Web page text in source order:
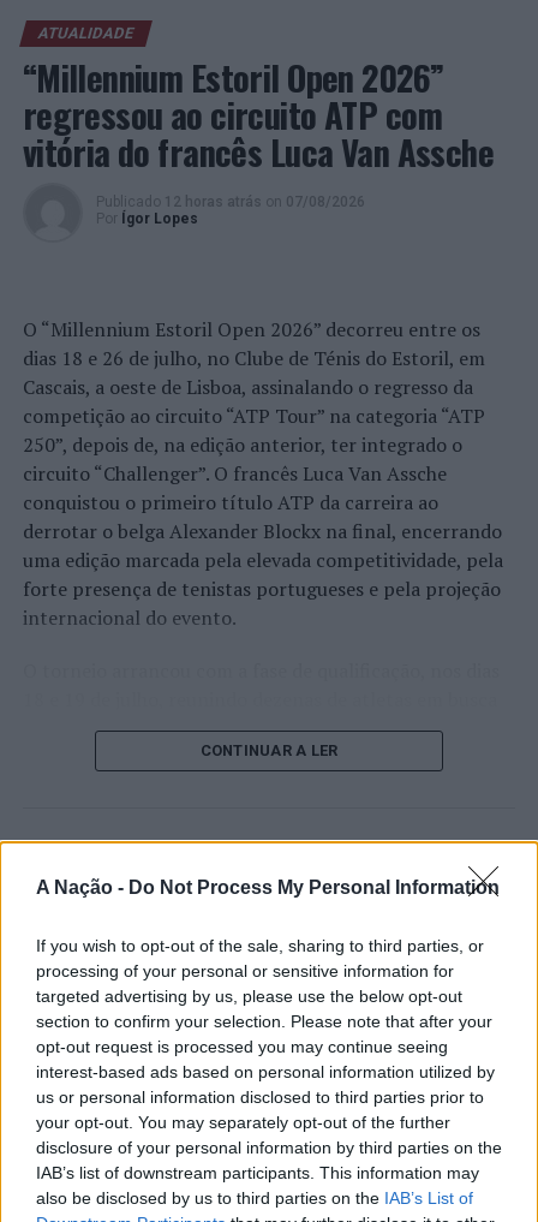
A Nação - Do Not Process My Personal Information
If you wish to opt-out of the sale, sharing to third parties, or
processing of your personal or sensitive information for
targeted advertising by us, please use the below opt-out
section to confirm your selection. Please note that after your
opt-out request is processed you may continue seeing
interest-based ads based on personal information utilized by
us or personal information disclosed to third parties prior to
your opt-out. You may separately opt-out of the further
disclosure of your personal information by third parties on the
IAB’s list of downstream participants. This information may
also be disclosed by us to third parties on the IAB’s List of
ATUALIDADE
“Millennium Estoril Open 2026”
regressou ao circuito ATP com
vitória do francês Luca Van Assche
Publicado 12 horas atrás on 07/08/2026
Por
Ígor Lopes
O “Millennium Estoril Open 2026” decorreu entre os
dias 18 e 26 de julho, no Clube de Ténis do Estoril, em
Cascais, a oeste de Lisboa, assinalando o regresso da
competição ao circuito “ATP Tour” na categoria “ATP
250”, depois de, na edição anterior, ter integrado o
circuito “Challenger”. O francês Luca Van Assche
conquistou o primeiro título ATP da carreira ao
derrotar o belga Alexander Blockx na final, encerrando
uma edição marcada pela elevada competitividade, pela
forte presença de tenistas portugueses e pela projeção
internacional do evento.
de um lugar no quadro principal. A cerimónia de
abertura contou com a presença do presidente da
início de uma competição que voltou a colocar o
concelho no centro do calendário internacional do
ténis.
Apesar das desistências de última hora de jogadores
como Casper Ruud (Noruega), Alejandro Davidovich
Fokina (Espanha) e Matteo Arnaldi (Itália), a prova
apresentou um quadro competitivo de elevado nível,
liderado pelo russo Andrey Rublev, primeiro cabeça de
série, pelo italiano Luciano Darderi, pelo chileno
Alejandro Tabilo e pelo belga Alexander Blockx.
Um dos momentos mais aguardados da semana foi
também o regresso do suíço Stan Wawrinka ao Estoril,
integrado na digressão de despedida do antigo vencedor
CONTINUAR A LER
Castelo Branco: “Bienal
Internacional de Artes e Ofícios”
promete afirmar artesanato,
património e inovação como
“motores de desenvolvimento
económico e cultural” do município
português
Publicado 18 horas atrás on 07/08/2026
Por Ígor Lopes